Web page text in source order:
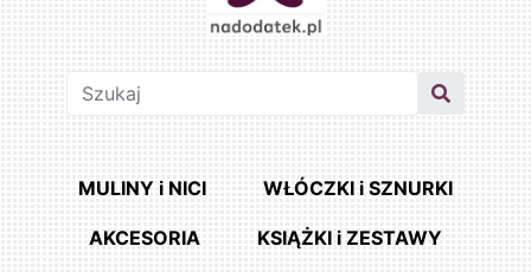
MULINY i NICI WŁÓCZKI i SZNURKI
AKCESORIA KSIĄŻKI i ZESTAWY